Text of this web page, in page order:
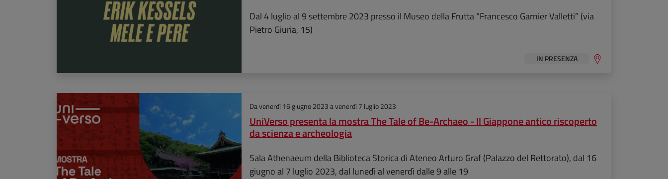
Dal 4 luglio al 9 settembre 2023 presso il Museo della Frutta “Francesco Garnier Valletti” (via
Pietro Giuria, 15)
IN PRESENZA
Davenerdì 16 giugno 2023avenerdì 7 luglio 2023
UniVerso presenta la mostra The Tale of Be-Archaeo - Il Giappone antico riscoperto
da scienza e archeologia
Sala Athenaeum della Biblioteca Storica di Ateneo Arturo Graf (Palazzo del Rettorato), dal 16
giugno al 7 luglio 2023, dal lunedì al venerdì dalle 9 alle 19